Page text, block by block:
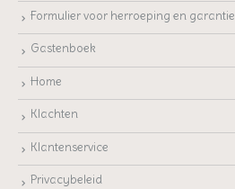
Formulier voor herroeping en garantie
Gastenboek
Home
Klachten
Klantenservice
Privacybeleid